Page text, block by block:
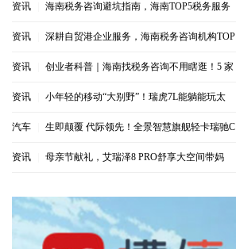
资讯 海南税务咨询避坑指南，海南TOP5税务服务
资讯 深耕自贸港企业服务，海南税务咨询机构TOP
资讯 创业者科普｜海南找税务咨询不用瞎逛！5 家
资讯 小年轻的移动“大别野”！瑞虎7L能躺能玩太
汽车 生即颠覆 代际领先！全景智慧旗舰轻卡瑞驰C
资讯 母亲节献礼，艾瑞泽8 PRO舒享大空间带妈